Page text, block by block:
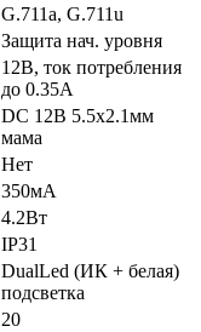
G.711a, G.711u
Защита нач. уровня
12В, ток потребления
до 0.35А
DC 12В 5.5x2.1мм
мама
Нет
350мА
4.2Вт
IP31
DualLed (ИК + белая)
подсветка
20